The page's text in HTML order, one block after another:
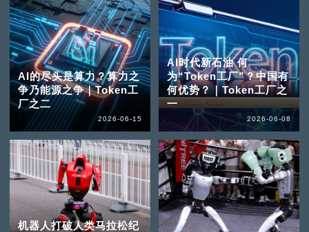
AI的尽头是算力？算力之
争乃能源之争｜Token工
厂之二
2026-06-15
AI时代新石油 何
为“Token工厂”？中国有
何优势？｜Token工厂之
一
2026-06-08
机器人打破人类马拉松纪